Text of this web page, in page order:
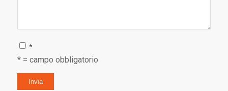
*
* = campo obbligatorio